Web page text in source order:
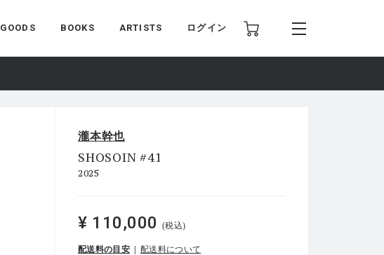
GOODS BOOKS ARTISTS ログイン
瀧本幹也
SHOSOIN #41
2025
¥ 110,000 (税込)
配送料の目安 配送料について